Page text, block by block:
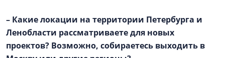
– Какие локации на территории Петербурга и
Ленобласти рассматриваете для новых
проектов? Возможно, собираетесь выходить в